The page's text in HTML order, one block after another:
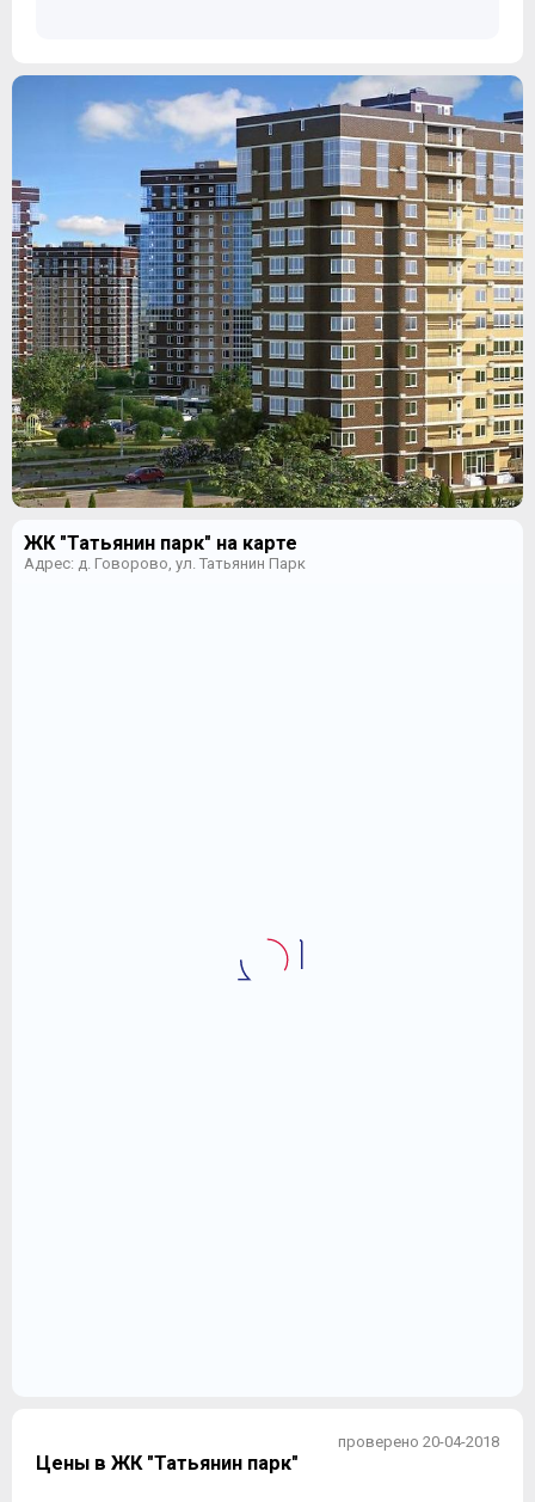
ЖК "Татьянин парк" на карте
Адрес: д. Говорово, ул. Татьянин Парк
проверено 20-04-2018
Цены в ЖК "Татьянин парк"